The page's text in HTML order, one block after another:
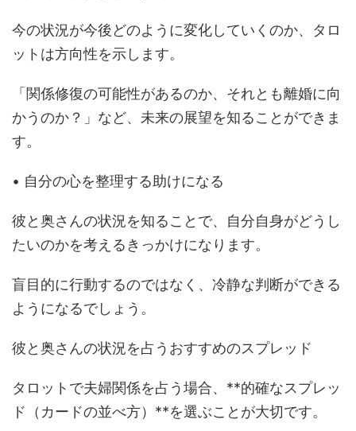
今の状況が今後どのように変化していくのか、タロ
ットは方向性を示します。
「関係修復の可能性があるのか、それとも離婚に向
かうのか？」など、未来の展望を知ることができま
す。
• 自分の心を整理する助けになる
彼と奥さんの状況を知ることで、自分自身がどうし
たいのかを考えるきっかけになります。
盲目的に行動するのではなく、冷静な判断ができる
ようになるでしょう。
彼と奥さんの状況を占うおすすめのスプレッド
タロットで夫婦関係を占う場合、**的確なスプレッ
ド（カードの並べ方）**を選ぶことが大切です。